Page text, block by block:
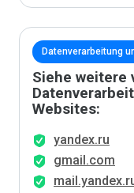
Datenverarbeitung
Siehe weitere
Websites:
yandex.ru
gmail.com